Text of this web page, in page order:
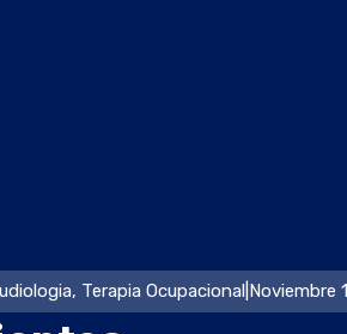
, Terapia Ocupacional Noviembre